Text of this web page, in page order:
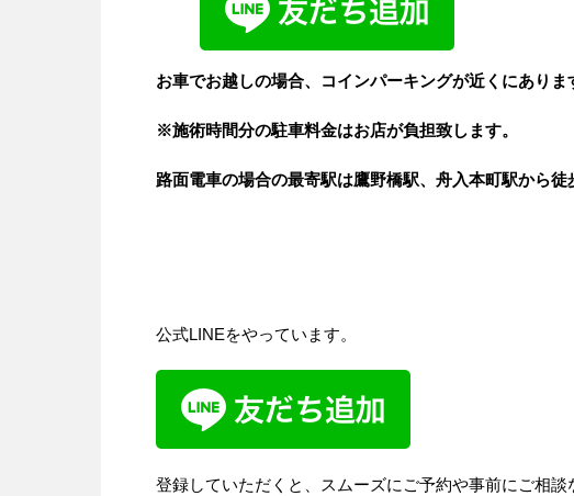
お車でお越しの場合、コインパーキングが近くにありま
※施術時間分の駐車料金はお店が負担致します。
路面電車の場合の最寄駅は鷹野橋駅、舟入本町駅から徒
公式LINEをやっています。
登録していただくと、スムーズにご予約や事前にご相談